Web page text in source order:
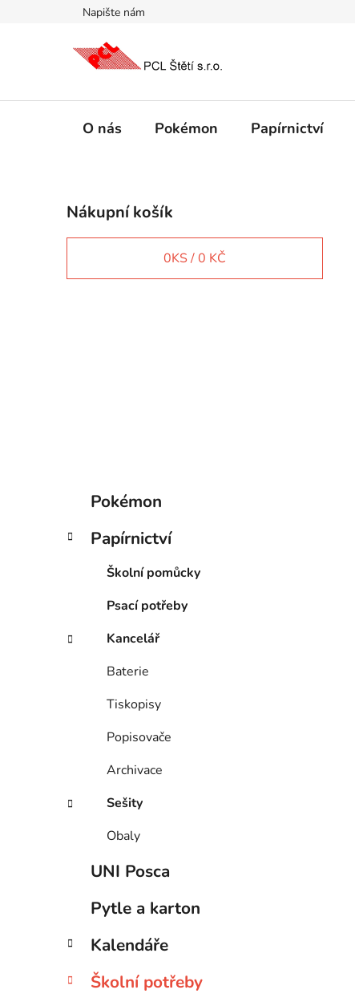
Napište nám
O nás Pokémon Papírnictví
o
s
r
Nákupní košík
0KS /0 KČ
Přeskočit
kategorie
e
e
Pokémon
Papírnictví
Školní pomůcky
Psací potřeby
Kancelář
Baterie
Tiskopisy
Popisovače
Archivace
Sešity
Obaly
UNI Posca
Pytle a karton
Kalendáře
Školní potřeby